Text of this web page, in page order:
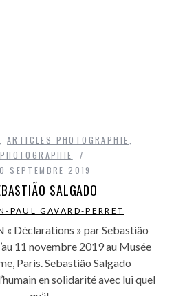
,ARTICLES PHOTOGRAPHIE
PHOTOGRAPHIE
SEPTEMBRE 2019
SALGADO
PAUL GAVARD-PERRET
« Déclarations » par Sebastião
11 novembre 2019 au Musée
Paris. Sebastião Salgado
en solidarité avec lui quel